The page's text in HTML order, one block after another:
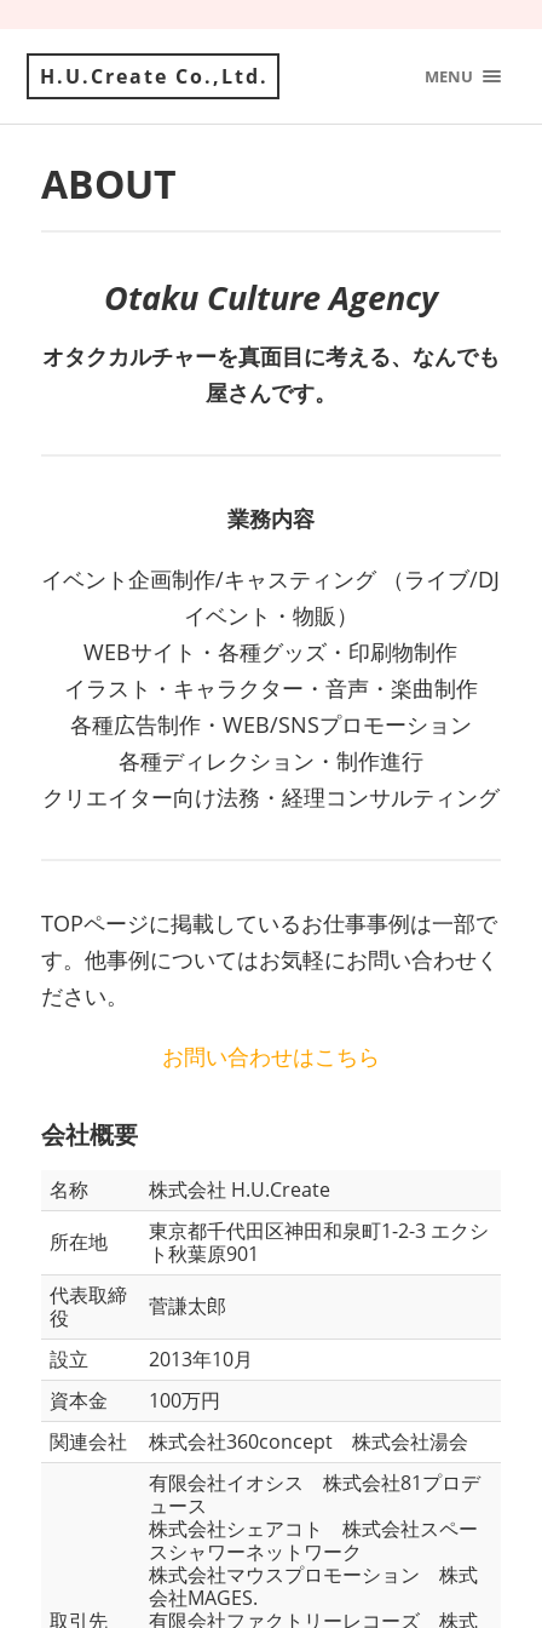
H.U.Create Co.,Ltd. MENU
ABOUT
Otaku Culture Agency
オタクカルチャーを真面目に考える、なんでも
屋さんです。
業務内容
イベント企画制作/キャスティング （ライブ/DJ
イベント・物販）
WEBサイト・各種グッズ・印刷物制作
イラスト・キャラクター・音声・楽曲制作
各種広告制作・WEB/SNSプロモーション
各種ディレクション・制作進行
クリエイター向け法務・経理コンサルティング
TOPページに掲載しているお仕事事例は一部で
す。他事例についてはお気軽にお問い合わせく
ださい。
お問い合わせはこちら
会社概要
名称
株式会社 H.U.Create
所在地
東京都千代田区神田和泉町1-2-3 エクシ
ト秋葉原901
代表取締
役
菅謙太郎
設立
2013年10月
資本金
100万円
関連会社
株式会社360concept 株式会社湯会
取引先
有限会社イオシス 株式会社81プロデ
ュース
株式会社シェアコト 株式会社スペー
スシャワーネットワーク
株式会社マウスプロモーション 株式
会社MAGES.
有限会社ファクトリーレコーズ 株式